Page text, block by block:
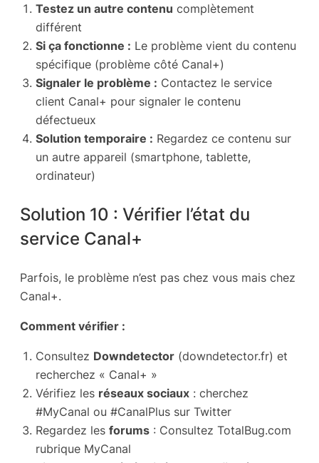
Testez un autre contenu complètement
différent
Si ça fonctionne : Le problème vient du contenu
spécifique (problème côté Canal+)
Signaler le problème : Contactez le service
client Canal+ pour signaler le contenu
défectueux
Solution temporaire : Regardez ce contenu sur
un autre appareil (smartphone, tablette,
ordinateur)
Solution 10 : Vérifier l’état du
service Canal+
Parfois, le problème n’est pas chez vous mais chez
Canal+.
Comment vérifier :
Consultez Downdetector (downdetector.fr) et
recherchez « Canal+ »
Vérifiez les réseaux sociaux : cherchez
#MyCanal ou #CanalPlus sur Twitter
Regardez les forums : Consultez TotalBug.com
rubrique MyCanal